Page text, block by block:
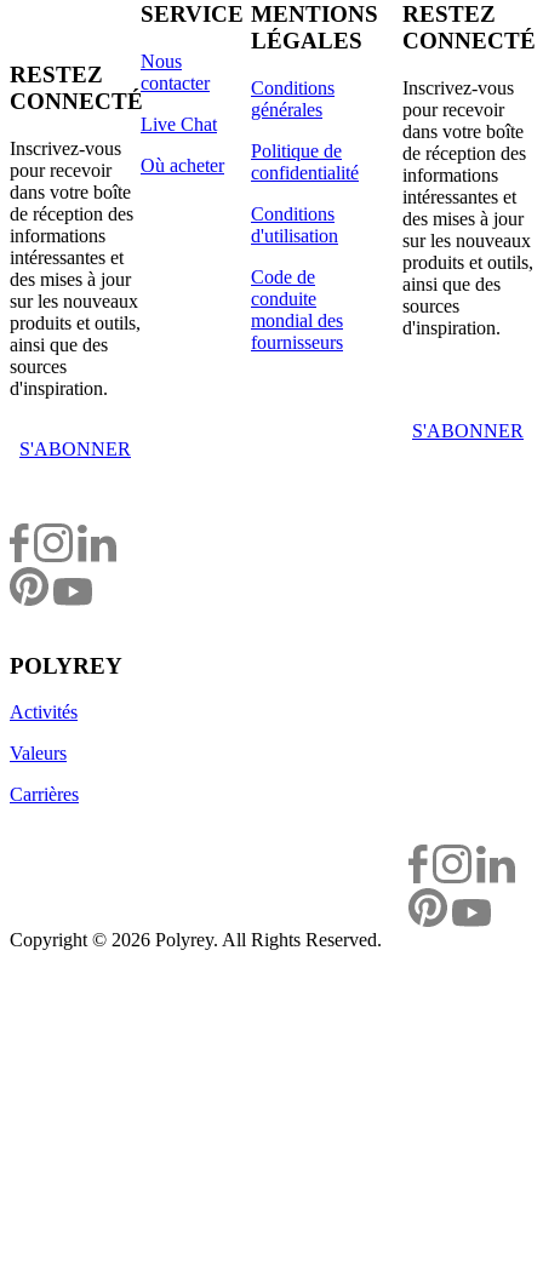
RESTEZ
CONNECTÉ
Inscrivez-vous
pour recevoir
dans votre boîte
de réception des
informations
intéressantes et
des mises à jour
sur les nouveaux
produits et outils,
ainsi que des
sources
d'inspiration.
S'ABONNER
POLYREY
Activités
Valeurs
Carrières
SERVICE
Nous
contacter
Live Chat
Où acheter
MENTIONS
LÉGALES
Conditions
générales
Politique de
confidentialité
Conditions
d'utilisation
Code de
conduite
mondial des
fournisseurs
RESTEZ
CONNECTÉ
Inscrivez-vous
pour recevoir
dans votre boîte
de réception des
informations
intéressantes et
des mises à jour
sur les nouveaux
produits et outils,
ainsi que des
sources
d'inspiration.
S'ABONNER
Copyright © 2026 Polyrey. All Rights Reserved.